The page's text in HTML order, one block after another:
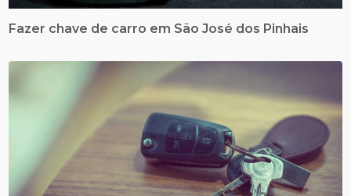
Fazer chave de carro em São José dos Pinhais